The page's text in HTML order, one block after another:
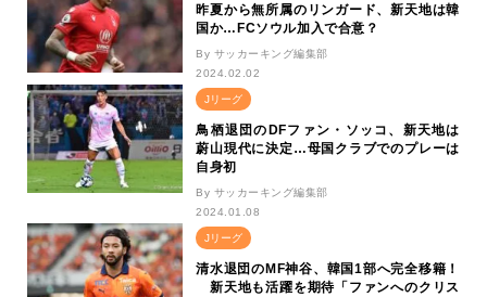
昨夏から無所属のリンガード、新天地は韓
国か…FCソウル加入で合意？
By サッカーキング編集部
2024.02.02
Jリーグ
鳥栖退団のDFファン・ソッコ、新天地は
蔚山現代に決定…母国クラブでのプレーは
自身初
By サッカーキング編集部
2024.01.08
Jリーグ
清水退団のMF神谷、韓国1部へ完全移籍！
新天地も活躍を期待「ファンへのクリス